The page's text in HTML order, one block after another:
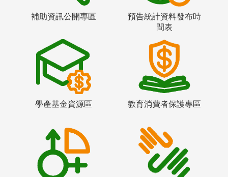
補助資訊公開專區
預告統計資料發布時
間表
學產基金資源區 教育消費者保護專區